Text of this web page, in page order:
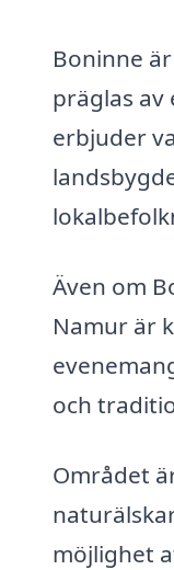
Boninne
präglas
erbjuder
Även om
Namur är
och
Området
möjlighet